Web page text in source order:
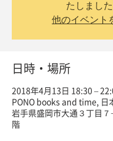
たしました
他のイベント
日時・場所
2018年4月13日 18:30 –
PONO books and time, 日
岩手県盛岡市大通３丁目７
階